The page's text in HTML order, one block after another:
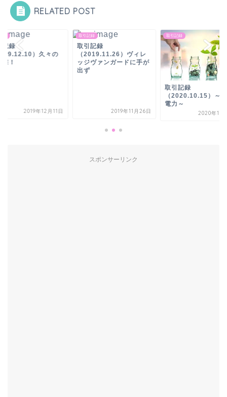
RELATED POST
記録
）久々の
！
2019年12月11日
取引記録
取引記録
（2019.11.26）ヴィレ
ッジヴァンガードに手が
出ず
2019年11月26日
取引記録
取引記録
（2020.10.15）～
電力～
2020年10
スポンサーリンク